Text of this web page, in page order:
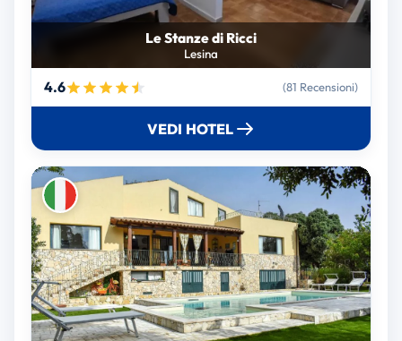
Le Stanze di Ricci
Lesina
4.6 (81 Recensioni)
VEDI HOTEL